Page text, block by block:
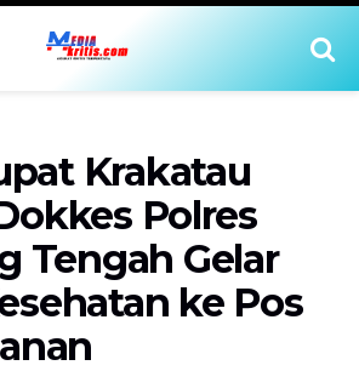
Krakatau
Polres
Tengah Gelar
ke Pos